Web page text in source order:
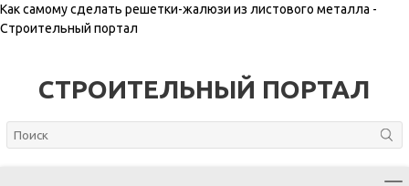
Как самому сделать решетки-жалюзи из листового металла -
Строительный портал
СТРОИТЕЛЬНЫЙ ПОРТАЛ